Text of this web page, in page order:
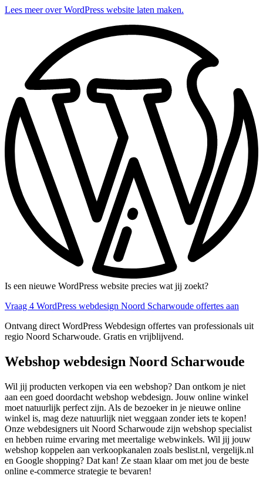
Lees meer over WordPress website laten maken.
Is een nieuwe WordPress website precies wat jij zoekt?
Vraag 4 WordPress webdesign Noord Scharwoude offertes aan
Ontvang direct WordPress Webdesign offertes van professionals uit
regio Noord Scharwoude. Gratis en vrijblijvend.
Webshop webdesign Noord Scharwoude
Wil jij producten verkopen via een webshop? Dan ontkom je niet
aan een goed doordacht webshop webdesign. Jouw online winkel
moet natuurlijk perfect zijn. Als de bezoeker in je nieuwe online
winkel is, mag deze natuurlijk niet weggaan zonder iets te kopen!
Onze webdesigners uit Noord Scharwoude zijn webshop specialist
en hebben ruime ervaring met meertalige webwinkels. Wil jij jouw
webshop koppelen aan verkoopkanalen zoals beslist.nl, vergelijk.nl
en Google shopping? Dat kan! Ze staan klaar om met jou de beste
online e-commerce strategie te bevaren!